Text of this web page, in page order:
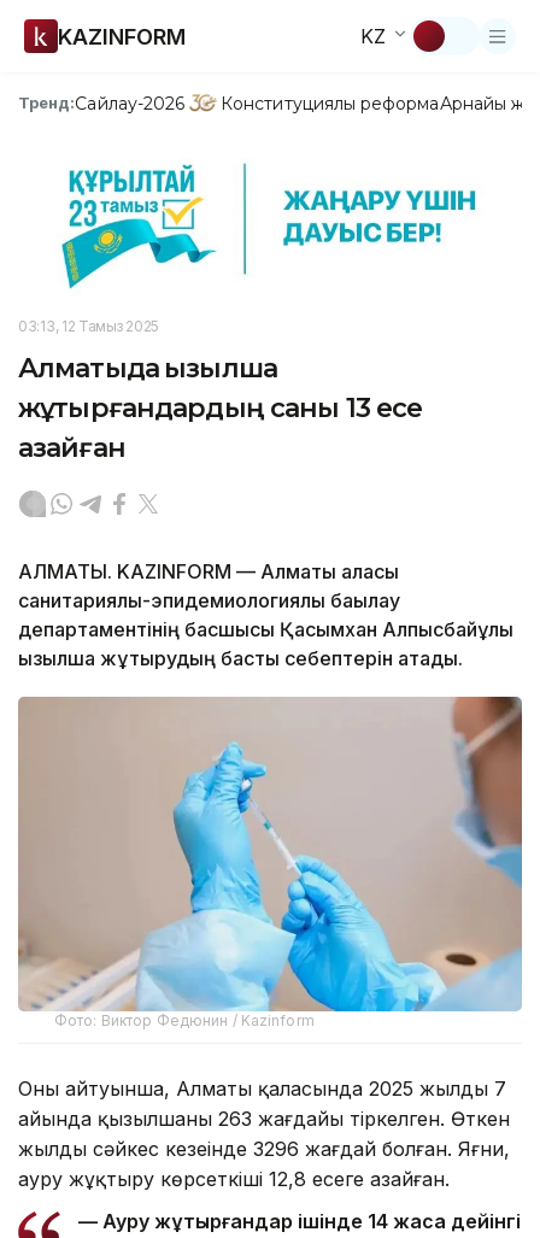
KAZINFORM KZ
Тренд:Сайлау-2026 Конституциялық реформаАрнайы
03:13, 12 Тамыз 2025
Алматыда қызылша
жұқтырғандардың саны 13 есе
азайған
АЛМАТЫ. KAZINFORM — Алматы қаласы
санитариялық-эпидемиологиялық бақылау
департаментінің басшысы Қасымхан Алпысбайұлы
қызылша жұқтырудың басты себептерін атады.
Фото: Виктор Федюнин / Kazinform
Оның айтуынша, Алматы қаласында 2025 жылдың 7
айында қызылшаның 263 жағдайы тіркелген. Өткен
жылдың сәйкес кезеңінде 3296 жағдай болған. Яғни,
ауру жұқтыру көрсеткіші 12,8 есеге азайған.
— Ауру жұқтырғандар ішінде 14 жасқа дейінгі